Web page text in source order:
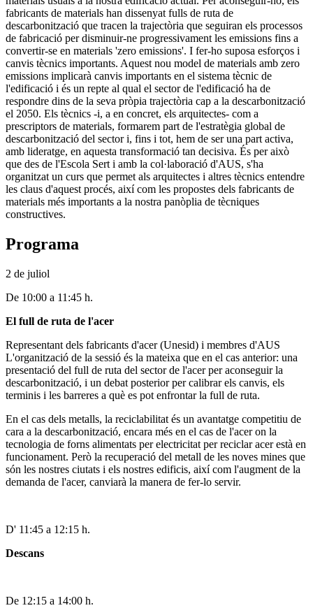
fabricants de materials han dissenyat fulls de ruta de
descarbonització que tracen la trajectòria que seguiran els processos
de fabricació per disminuir-ne progressivament les emissions fins a
convertir-se en materials 'zero emissions'. I fer-ho suposa esforços i
canvis tècnics importants. Aquest nou model de materials amb zero
emissions implicarà canvis importants en el sistema tècnic de
l'edificació i és un repte al qual el sector de l'edificació ha de
respondre dins de la seva pròpia trajectòria cap a la descarbonització
el 2050. Els tècnics -i, a en concret, els arquitectes- com a
prescriptors de materials, formarem part de l'estratègia global de
descarbonització del sector i, fins i tot, hem de ser una part activa,
amb lideratge, en aquesta transformació tan decisiva. És per això
que des de l'Escola Sert i amb la col·laboració d'AUS, s'ha
organitzat un curs que permet als arquitectes i altres tècnics entendre
les claus d'aquest procés, així com les propostes dels fabricants de
materials més importants a la nostra panòplia de tècniques
constructives.
Programa
2 de juliol
De 10:00 a 11:45 h.
El full de ruta de l'acer
Representant dels fabricants d'acer (Unesid) i membres d'AUS
L'organització de la sessió és la mateixa que en el cas anterior: una
presentació del full de ruta del sector de l'acer per aconseguir la
descarbonització, i un debat posterior per calibrar els canvis, els
terminis i les barreres a què es pot enfrontar la full de ruta.
En el cas dels metalls, la reciclabilitat és un avantatge competitiu de
cara a la descarbonització, encara més en el cas de l'acer on la
tecnologia de forns alimentats per electricitat per reciclar acer està en
funcionament. Però la recuperació del metall de les noves mines que
són les nostres ciutats i els nostres edificis, així com l'augment de la
demanda de l'acer, canviarà la manera de fer-lo servir.
D' 11:45 a 12:15 h.
Descans
De 12:15 a 14:00 h.